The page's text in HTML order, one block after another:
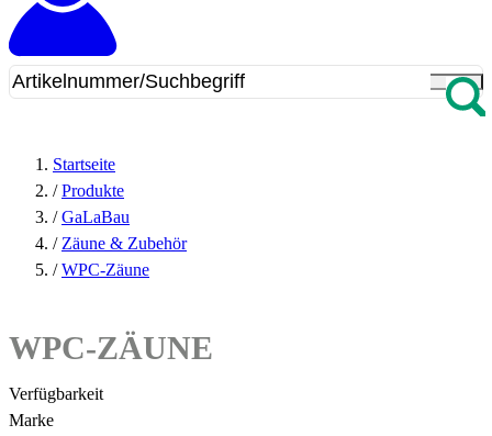
Startseite
/ Produkte
/ GaLaBau
/ Zäune & Zubehör
/ WPC-Zäune
WPC-ZÄUNE
Verfügbarkeit
Marke